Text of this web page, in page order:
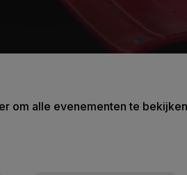
om alle evenementen te